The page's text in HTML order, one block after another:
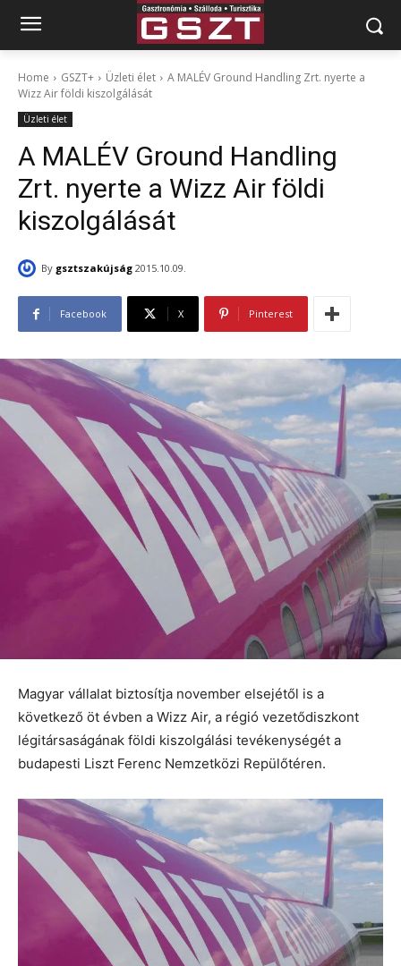
Home GSZT+ Üzleti élet
A MALÉV Ground Handling Zrt. nyerte a
Wizz Air földi kiszolgálását
Üzleti élet
A MALÉV Ground Handling
Zrt. nyerte a Wizz Air földi
kiszolgálását
By gsztszakújság 2015.10.09.
Facebook X Pinterest
Magyar vállalat biztosítja november elsejétől is a
következő öt évben a Wizz Air, a régió vezetődiszkont
légitársaságának földi kiszolgálási tevékenységét a
budapesti Liszt Ferenc Nemzetközi Repülőtéren.